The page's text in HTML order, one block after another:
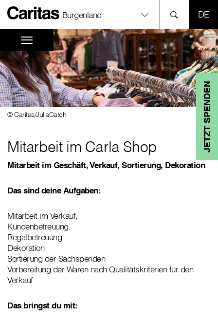
Burgenland
JETZT SPENDEN
© Caritas/JuliaCatch
Mitarbeit im Carla Shop
Mitarbeit im Geschäft, Verkauf, Sortierung, Dekoration
Das sind deine Aufgaben:
Mitarbeit im Verkauf,
Kundenbetreuung,
Regalbetreuung,
Dekoration
Sortierung der Sachspenden
Vorbereitung der Waren nach Qualitätskriterien für den
Verkauf
Das bringst du mit: